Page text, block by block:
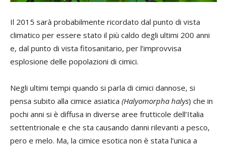
Il 2015 sarà probabilmente ricordato dal punto di vista
climatico per essere stato il più caldo degli ultimi 200 anni
e, dal punto di vista fitosanitario, per l’improvvisa
esplosione delle popolazioni di cimici.
Negli ultimi tempi quando si parla di cimici dannose, si
pensa subito alla cimice asiatica (Halyomorpha halys) che in
pochi anni si è diffusa in diverse aree frutticole dell’Italia
settentrionale e che sta causando danni rilevanti a pesco,
pero e melo. Ma, la cimice esotica non è stata l’unica a